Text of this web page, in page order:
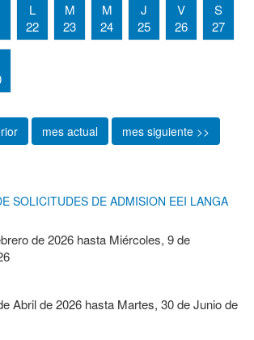
L
22
M
23
M
24
J
25
V
26
S
27
mes actual mes siguiente >>
SOLICITUDES DE ADMISION EEI LANGA
de 2026 hasta Miércoles, 9 de
Abril de 2026 hasta Martes, 30 de Junio de